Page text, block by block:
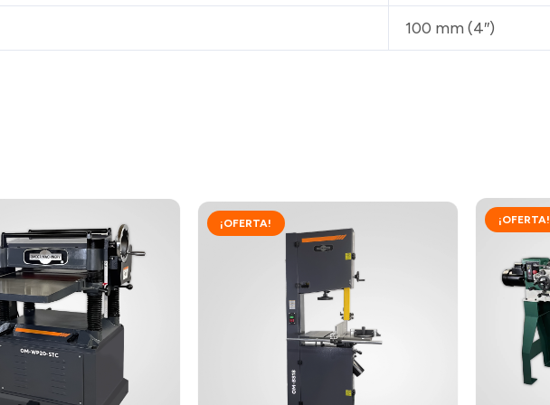
100 mm (4″)
¡OFERTA! ¡OFERTA!